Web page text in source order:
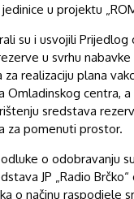
u projektu
su i usvojili Prijedlog
u svrhu
realizaciju plana
Omladinskog centra, a
sredstava
za pomenuti prostor.
o odobravanju
JP „Radio Brčko“
o načinu raspodjele